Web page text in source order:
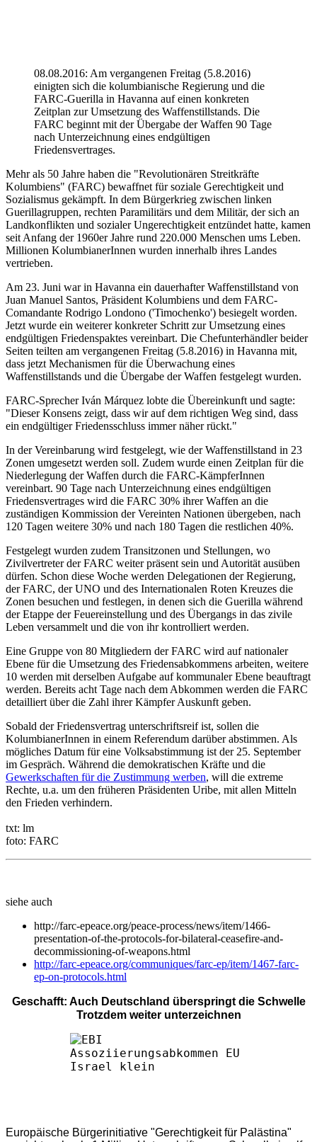
08.08.2016: Am vergangenen Freitag (5.8.2016)
einigten sich die kolumbianische Regierung und die
FARC-Guerilla in Havanna auf einen konkreten
Zeitplan zur Umsetzung des Waffenstillstands. Die
FARC beginnt mit der Übergabe der Waffen 90 Tage
nach Unterzeichnung eines endgültigen
Friedensvertrages.
Mehr als 50 Jahre haben die "Revolutionären Streitkräfte
Kolumbiens" (FARC) bewaffnet für soziale Gerechtigkeit und
Sozialismus gekämpft. In dem Bürgerkrieg zwischen linken
Guerillagruppen, rechten Paramilitärs und dem Militär, der sich an
Landkonflikten und sozialer Ungerechtigkeit entzündet hatte, kamen
seit Anfang der 1960er Jahre rund 220.000 Menschen ums Leben.
Millionen KolumbianerInnen wurden innerhalb ihres Landes
vertrieben.
Am 23. Juni war in Havanna ein dauerhafter Waffenstillstand von
Juan Manuel Santos, Präsident Kolumbiens und dem FARC-
Comandante Rodrigo Londono ('Timochenko') besiegelt worden.
Jetzt wurde ein weiterer konkreter Schritt zur Umsetzung eines
endgültigen Friedenspaktes vereinbart. Die Chefunterhändler beider
Seiten teilten am vergangenen Freitag (5.8.2016) in Havanna mit,
dass jetzt Mechanismen für die Überwachung eines
Waffenstillstands und die Übergabe der Waffen festgelegt wurden.
FARC-Sprecher Iván Márquez lobte die Übereinkunft und sagte:
"Dieser Konsens zeigt, dass wir auf dem richtigen Weg sind, dass
ein endgültiger Friedensschluss immer näher rückt."
In der Vereinbarung wird festgelegt, wie der Waffenstillstand in 23
Zonen umgesetzt werden soll. Zudem wurde einen Zeitplan für die
Niederlegung der Waffen durch die FARC-KämpferInnen
vereinbart. 90 Tage nach Unterzeichnung eines endgültigen
Friedensvertrages wird die FARC 30% ihrer Waffen an die
zuständigen Kommission der Vereinten Nationen übergeben, nach
120 Tagen weitere 30% und nach 180 Tagen die restlichen 40%.
Festgelegt wurden zudem Transitzonen und Stellungen, wo
Zivilvertreter der FARC weiter präsent sein und Autorität ausüben
dürfen. Schon diese Woche werden Delegationen der Regierung,
der FARC, der UNO und des Internationalen Roten Kreuzes die
Zonen besuchen und festlegen, in denen sich die Guerilla während
der Etappe der Feuereinstellung und des Übergangs in das zivile
Leben versammelt und die von ihr kontrolliert werden.
Eine Gruppe von 80 Mitgliedern der FARC wird auf nationaler
Ebene für die Umsetzung des Friedensabkommens arbeiten, weitere
10 werden mit derselben Aufgabe auf kommunaler Ebene beauftragt
werden. Bereits acht Tage nach dem Abkommen werden die FARC
detailliert über die Zahl ihrer Kämpfer Auskunft geben.
Sobald der Friedensvertrag unterschriftsreif ist, sollen die
KolumbianerInnen in einem Referendum darüber abstimmen. Als
mögliches Datum für eine Volksabstimmung ist der 25. September
im Gespräch. Während die demokratischen Kräfte und die
Gewerkschaften für die Zustimmung werben, will die extreme
Rechte, u.a. um den früheren Präsidenten Uribe, mit allen Mitteln
den Frieden verhindern.
txt: lm
foto: FARC
siehe auch
http://farc-epeace.org/peace-process/news/item/1466-
presentation-of-the-protocols-for-bilateral-ceasefire-and-
decommissioning-of-weapons.html
http://farc-epeace.org/communiques/farc-ep/item/1467-farc-
ep-on-protocols.html
Geschafft: Auch Deutschland überspringt die Schwelle
Trotzdem weiter unterzeichnen
Europäische Bürgerinitiative "Gerechtigkeit für Palästina"